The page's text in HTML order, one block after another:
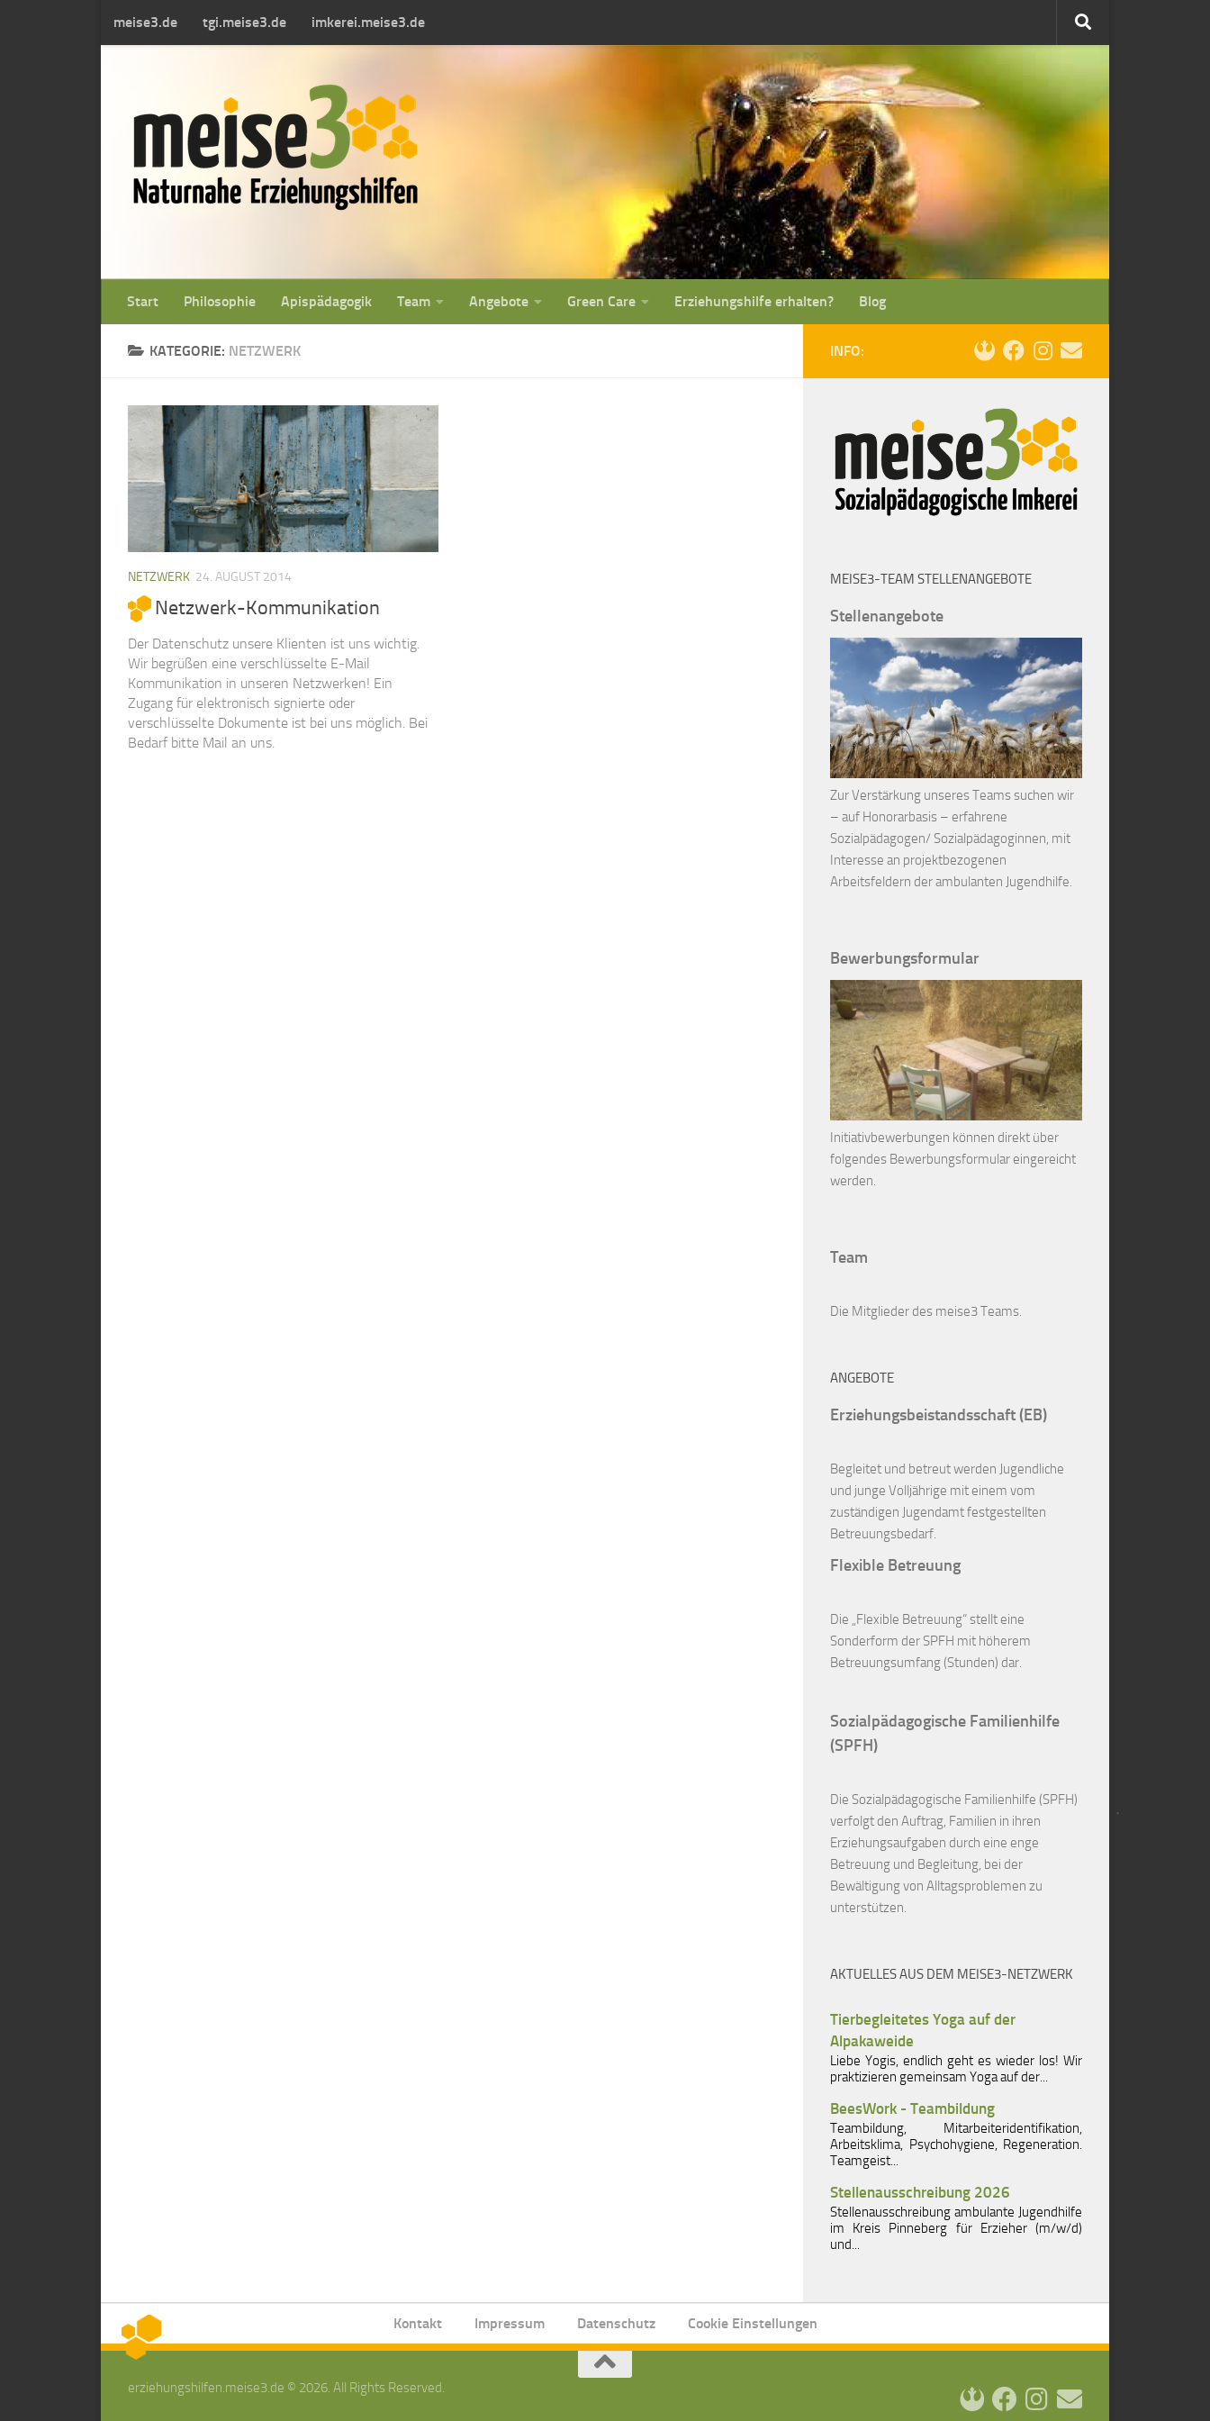
Zum Inhalt springen
meise3.de tgi.meise3.de imkerei.meise3.de
Start Philosophie Apispädagogik Team Angebote Green Care Erziehungshilfe erhalten? Blog
KATEGORIE: NETZWERK
NETZWERK 24. AUGUST 2014
Netzwerk-Kommunikation
Der Datenschutz unsere Klienten ist uns wichtig.
Wir begrüßen eine verschlüsselte E-Mail
Kommunikation in unseren Netzwerken! Ein
Zugang für elektronisch signierte oder
verschlüsselte Dokumente ist bei uns möglich. Bei
Bedarf bitte Mail an uns.
INFO:
MEISE3-TEAM STELLENANGEBOTE
Stellenangebote
Zur Verstärkung unseres Teams suchen wir
– auf Honorarbasis – erfahrene
Sozialpädagogen/ Sozialpädagoginnen, mit
Interesse an projektbezogenen
Arbeitsfeldern der ambulanten Jugendhilfe.
Bewerbungsformular
Initiativbewerbungen können direkt über
folgendes Bewerbungsformular eingereicht
werden.
Team
Die Mitglieder des meise3 Teams.
ANGEBOTE
Erziehungsbeistandsschaft (EB)
Begleitet und betreut werden Jugendliche
und junge Volljährige mit einem vom
zuständigen Jugendamt festgestellten
Betreuungsbedarf.
Flexible Betreuung
Die „Flexible Betreuung“ stellt eine
Sonderform der SPFH mit höherem
Betreuungsumfang (Stunden) dar.
Sozialpädagogische Familienhilfe
(SPFH)
Die Sozialpädagogische Familienhilfe (SPFH)
verfolgt den Auftrag, Familien in ihren
Erziehungsaufgaben durch eine enge
Betreuung und Begleitung, bei der
Bewältigung von Alltagsproblemen zu
unterstützen.
AKTUELLES AUS DEM MEISE3-NETZWERK
Tierbegleitetes Yoga auf der
Alpakaweide
Liebe Yogis, endlich geht es wieder los! Wir
praktizieren gemeinsam Yoga auf der...
BeesWork - Teambildung
Teambildung, Mitarbeiteridentifikation,
Arbeitsklima, Psychohygiene, Regeneration.
Teamgeist...
Stellenausschreibung 2026
Stellenausschreibung ambulante Jugendhilfe
im Kreis Pinneberg für Erzieher (m/w/d)
und...
Kontakt Impressum Datenschutz Cookie Einstellungen
erziehungshilfen.meise3.de © 2026. All Rights Reserved.